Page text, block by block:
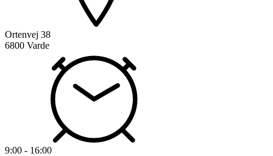
Ortenvej 38
6800 Varde
9:00 - 16:00